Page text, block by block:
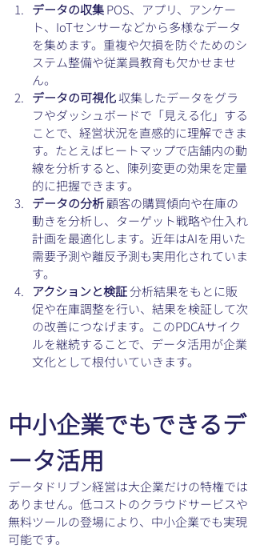
データの収集 POS、アプリ、アンケー
ト、IoTセンサーなどから多様なデータ
を集めます。重複や欠損を防ぐためのシ
ステム整備や従業員教育も欠かせませ
ん。
データの可視化 収集したデータをグラ
フやダッシュボードで「見える化」する
ことで、経営状況を直感的に理解できま
す。たとえばヒートマップで店舗内の動
線を分析すると、陳列変更の効果を定量
的に把握できます。
データの分析 顧客の購買傾向や在庫の
動きを分析し、ターゲット戦略や仕入れ
計画を最適化します。近年はAIを用いた
需要予測や離反予測も実用化されていま
す。
アクションと検証 分析結果をもとに販
促や在庫調整を行い、結果を検証して次
の改善につなげます。このPDCAサイク
ルを継続することで、データ活用が企業
文化として根付いていきます。
中小企業でもできるデ
ータ活用
データドリブン経営は大企業だけの特権では
ありません。低コストのクラウドサービスや
無料ツールの登場により、中小企業でも実現
可能です。